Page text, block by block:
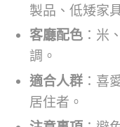
製品、低矮家
客廳配色 ：米
調。
適合人群 ：喜
居住者。